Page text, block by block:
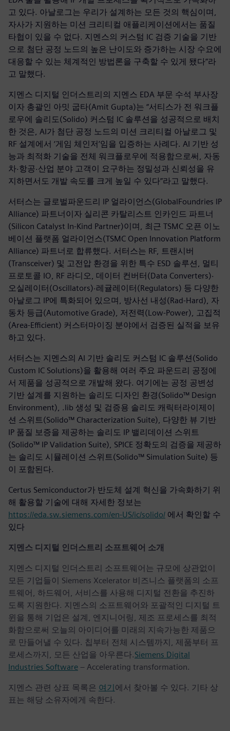
고 있다. 아날로그는 우리가 설계하는 모든 것의 핵심이며,
자사가 지원하는 미션 크리티컬 애플리케이션에서는 품질
타협이 있을 수 없다. 지멘스의 커스텀 IC 검증 기술을 기반
으로 첨단 공정 노드의 높은 난이도와 증가하는 시장 수요에
대응할 수 있는 체계적인 방법론을 구축할 수 있게 됐다”라
고 말했다.
지멘스 디지털 인더스트리의 지멘스 EDA 부문 수석 부사장
이자 총괄인 아밋 굽타(Amit Gupta)는 “서티스가 전 워크플
로우에 솔리도(Solido) 커스텀 IC 솔루션을 성공적으로 배치
한 것은, AI가 첨단 공정 노드의 미션 크리티컬 아날로그 및
RF 설계에서 ‘게임 체인저’임을 입증하는 사례다. AI 기반 성
능과 최적화 기술을 전체 워크플로우에 적용함으로써, 자동
차·항공·산업 분야 고객이 요구하는 정밀성과 신뢰성을 유
지하면서도 개발 속도를 크게 높일 수 있다”라고 말했다.
서터스는 글로벌파운드리 IP 얼라이언스(GlobalFoundries IP
Alliance) 파트너이자 실리콘 카탈리스트 인카인드 파트너
(Silicon Catalyst In-Kind Partner)이며, 최근 TSMC 오픈 이노
베이션 플랫폼 얼라이언스(TSMC Open Innovation Platform
Alliance) 파트너로 합류했다. 서터스는 RF, 트랜시버
(Transceiver) 및 고전압 환경을 위한 특수 ESD 솔루션, 멀티
프로토콜 IO, RF 라디오, 데이터 컨버터(Data Converters)·
오실레이터(Oscillators)·레귤레이터(Regulators) 등 다양한
아날로그 IP에 특화되어 있으며, 방사선 내성(Rad-Hard), 자
동차 등급(Automotive Grade), 저전력(Low-Power), 고집적
(Area-Efficient) 커스터마이징 분야에서 검증된 실적을 보유
하고 있다.
서터스는 지멘스의 AI 기반 솔리도 커스텀 IC 솔루션(Solido
Custom IC Solutions)을 활용해 여러 주요 파운드리 공정에
서 제품을 성공적으로 개발해 왔다. 여기에는 공정 공변성
기반 설계를 지원하는 솔리도 디자인 환경(Solido™ Design
Environment), .lib 생성 및 검증용 솔리도 캐릭터라이제이
션 스위트(Solido™ Characterization Suite), 다양한 뷰 기반
IP 품질 보증을 제공하는 솔리도 IP 밸리데이션 스위트
(Solido™ IP Validation Suite), SPICE 정확도의 검증을 제공하
는 솔리도 시뮬레이션 스위트(Solido™ Simulation Suite) 등
이 포함된다.
Certus Semiconductor가 반도체 설계 혁신을 가속화하기 위
해 활용할 기술에 대해 자세한 정보는
https://eda.sw.siemens.com/en-US/ic/solido/ 에서 확인할 수
있다
지멘스 디지털 인더스트리 소프트웨어 소개
지멘스 디지털 인더스트리 소프트웨어는 규모에 상관없이
모든 기업들이 Siemens Xcelerator 비즈니스 플랫폼의 소프
트웨어, 하드웨어, 서비스를 사용해 디지털 전환을 추진하
도록 지원한다. 지멘스의 소프트웨어와 포괄적인 디지털 트
윈을 통해 기업은 설계, 엔지니어링, 제조 프로세스를 최적
화함으로써 오늘의 아이디어를 미래의 지속가능한 제품으
로 만들어낼 수 있다. 칩부터 전체 시스템까지, 제품부터 프
로세스까지, 모든 산업을 아우른다.Siemens Digital
Industries Software – Accelerating transformation.
지멘스 관련 상표 목록은 여기에서 찾아볼 수 있다. 기타 상
표는 해당 소유자에게 속한다.